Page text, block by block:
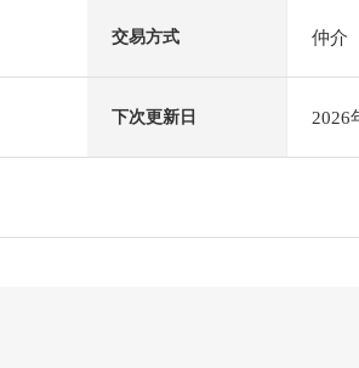
交易方式 仲介
下次更新日 2026